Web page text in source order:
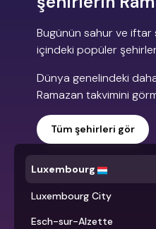
Bugünün sahur ve
içindeki popüler
Dünya genelindeki
Ramazan takvimini
Tüm şehirleri gör
Luxembourg
Luxembourg City
Esch-sur-Alzette